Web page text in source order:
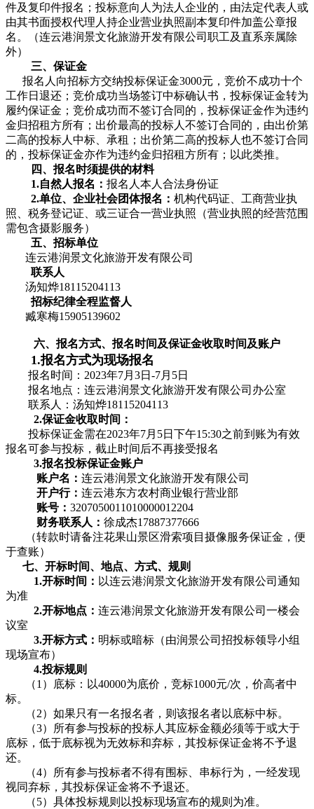
件及复印件报名；投标意向人为法人企业的，由法定代表人或
由其书面授权代理人持企业营业执照副本复印件加盖公章报
名。（连云港润景文化旅游开发有限公司职工及直系亲属除
外）
三、保证金
报名人向招标方交纳投标保证金3000元，竞价不成功十个
工作日退还；竞价成功当场签订中标确认书，投标保证金转为
履约保证金；竞价成功而不签订合同的，投标保证金作为违约
金归招租方所有；出价最高的投标人不签订合同的，由出价第
二高的投标人中标、承租；出价第二高的投标人也不签订合同
的，投标保证金亦作为违约金归招租方所有；以此类推。
四、报名时须提供的材料
1.自然人报名： 报名人本人合法身份证
2.单位、企业社会团体报名： 机构代码证、工商营业执
照、税务登记证、或三证合一营业执照（营业执照的经营范围
需包含摄影服务）
五、招标单位
连云港润景文化旅游开发有限公司
联系人
汤知烨18115204113
招标纪律全程监督人
臧寒梅15905139602
六、报名方式、报名时间及保证金收取时间及账户
1.报名方式为现场报名
报名时间：2023年7月3日-7月5日
报名地点：连云港润景文化旅游开发有限公司办公室
联系人：汤知烨18115204113
2.保证金收取时间：
投标保证金需在2023年7月5日下午15:30之前到账为有效
报名可参与投标，截止时间后不再接受报名
3.报名投标保证金账户
账户名： 连云港润景文化旅游开发有限公司
开户行： 连云港东方农村商业银行营业部
账号： 3207050011010000012204
财务联系人： 徐成杰17887377666
（转款时请备注花果山景区滑索项目摄像服务保证金，便
于查账）
七、开标时间、地点、方式、规则
1.开标时间： 以连云港润景文化旅游开发有限公司通知
为准
2.开标地点： 连云港润景文化旅游开发有限公司一楼会
议室
3.开标方式： 明标或暗标（由润景公司招投标领导小组
现场宣布）
4.投标规则
（1）底标：以40000为底价，竞标1000元/次，价高者中
标。
（2）如果只有一名报名者，则该报名者以底标中标。
（3）所有参与投标的投标人其应标金额必须等于或大于
底标，低于底标视为无效标和弃标，其投标保证金将不予退
还。
（4）所有参与投标者不得有围标、串标行为，一经发现
视同弃标，其投标保证金将不予退还。
（5）具体投标规则以投标现场宣布的规则为准。